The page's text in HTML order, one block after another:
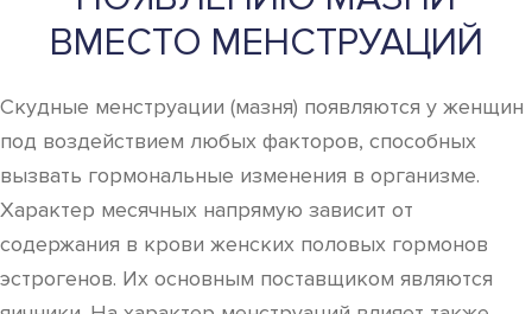
ВМЕСТО МЕНСТРУАЦИЙ
Скудные менструации (мазня) появляются у женщин
под воздействием любых факторов, способных
вызвать гормональные изменения в организме.
Характер месячных напрямую зависит от
содержания в крови женских половых гормонов
эстрогенов. Их основным поставщиком являются